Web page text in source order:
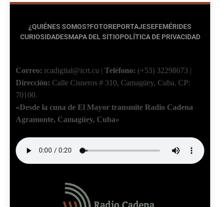
¿QUIÉNES SOMOS?FOTOREPORTAJESEFEMÉRIDES
CURIOSIDADESMAPA DEL SITIOPOLÍTICA DE PRIVACIDAD
Correo: rcadigital@icrt.cu | Teléfono: (+53) 32298673 |
Dirección: Calle Cisneros # 310, Camagüey, Cuba. CP:
70100.
«Desde la cuna de El Mayor transmite Radio Cadena
Agramonte, Camagüey, Cuba»